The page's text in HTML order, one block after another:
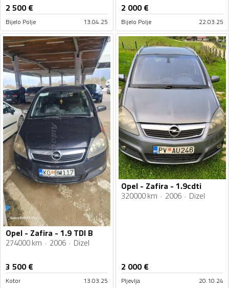
2 500€
Bijelo Polje 13.04.25
2 000€
Bijelo Polje 22.03.25
Opel - Zafira - 1.9 TDI B
274000 km 2006 Dizel
3 500€
Kotor 13.03.25
Opel - Zafira - 1.9cdti
320000 km 2006 Dizel
2 000€
Pljevlja 20.10.24